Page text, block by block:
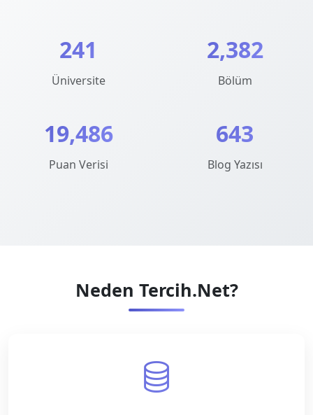
241
Üniversite
2,382
Bölüm
19,486
Puan Verisi
643
Blog Yazısı
Neden Tercih.Net?